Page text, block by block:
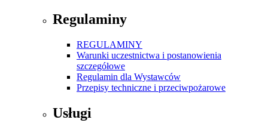
Regulaminy
REGULAMINY
Warunki uczestnictwa i postanowienia
szczegółowe
Regulamin dla Wystawców
Przepisy techniczne i przeciwpożarowe
Usługi